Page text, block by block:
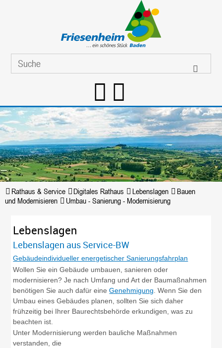
Rathaus & Service Digitales Rathaus Lebenslagen
Bauen
und Modernisieren
Umbau - Sanierung - Modernisierung
Lebenslagen
Lebenslagen aus Service-BW
Gebäudeindividueller energetischer Sanierungsfahrplan
Wollen Sie ein Gebäude umbauen, sanieren oder
modernisieren? Je nach Umfang und Art der Baumaßnahmen
benötigen Sie auch dafür eineGenehmigung . Wenn Sie den
Umbau eines Gebäudes planen, sollten Sie sich daher
frühzeitig bei Ihrer Baurechtsbehörde erkundigen, was zu
beachten ist.
Unter Modernisierung werden bauliche Maßnahmen
verstanden, die